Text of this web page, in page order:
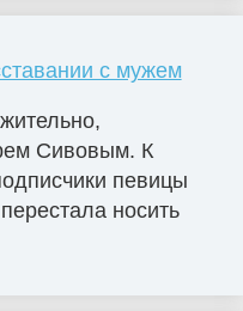
с мужем
Сивовым. К
певицы
носить